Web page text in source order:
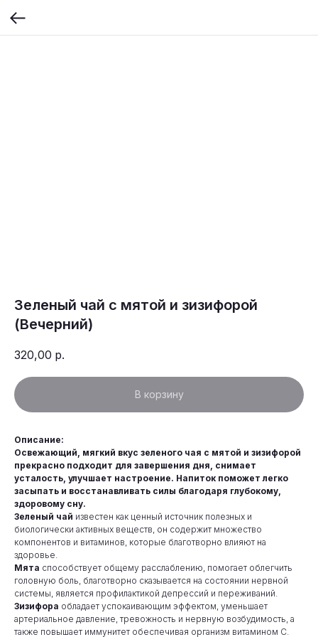
Зеленый чай с мятой и зизифорой
(Вечерний)
320,00 р.
В корзину
Описание:
Освежающий, мягкий вкус зеленого чая с мятой и зизифорой
прекрасно подходит для завершения дня, снимает
усталость, улучшает настроение. Напиток поможет легко
засыпать и восстанавливать силы благодаря глубокому,
здоровому сну.
Зеленый чай известен как ценный источник полезных и
биологически активных веществ, он содержит множество
компонентов и витаминов, которые благотворно влияют на
здоровье.
Мята способствует общему расслаблению, помогает облегчить
головную боль, благотворно сказывается на состоянии нервной
системы, является профилактикой депрессий и переживаний.
Зизифора обладает успокаивающим эффектом, уменьшает
артериальное давление, тревожность и нервную возбудимость, а
также повышает иммунитет обеспечивая организм витамином С.